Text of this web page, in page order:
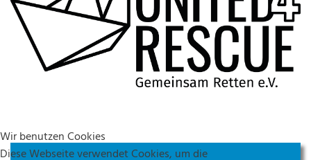
Wir benutzen Cookies
Diese Webseite verwendet Cookies, um die